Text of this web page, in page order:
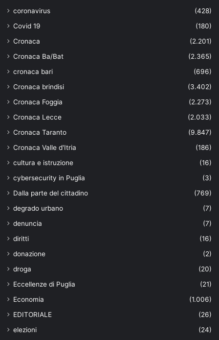
coronavirus
(428)
Covid 19
(180)
Cronaca
(2.201)
Cronaca Ba/Bat
(2.365)
cronaca bari
(696)
Cronaca brindisi
(3.402)
Cronaca Foggia
(2.273)
Cronaca Lecce
(2.033)
Cronaca Taranto
(9.847)
Cronaca Valle d'Itria
(186)
cultura e istruzione
(16)
cybersecurity in Puglia
(3)
Dalla parte del cittadino
(769)
degrado urbano
(7)
denuncia
(7)
diritti
(16)
donazione
(2)
droga
(20)
Eccellenze di Puglia
(21)
Economia
(1.006)
EDITORIALE
(26)
elezioni
(24)